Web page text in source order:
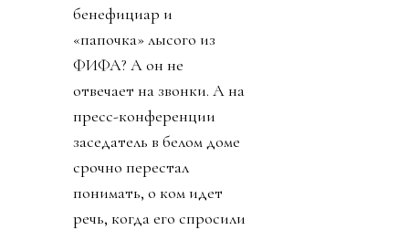
бенефициар и
«папочка» лысого из
ФИФА? А он не
отвечает на звонки. А на
пресс-конференции
заседатель в белом доме
срочно перестал
понимать, о ком идет
речь, когда его спросили